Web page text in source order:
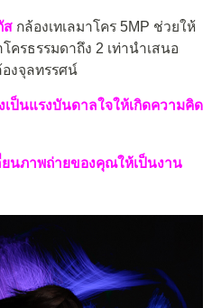
ส กล้องเทเลมาโคร 5MP ช่วยให้
รธรรมดาถึง 2 เท่านำเสนอ
งจุลทรรศน์
ป็นแรงบันดาลใจให้เกิดความคิด
ยนภาพถ่ายของคุณให้เป็นงาน